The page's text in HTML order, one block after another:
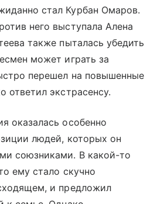
стал Курбан Омаров.
него выступала Алена
также пыталась убедить
может играть за
перешел на повышенные
ответил экстрасенсу.
оказалась особенно
людей, которых он
союзниками. В какой-то
ему стало скучно
и предложил